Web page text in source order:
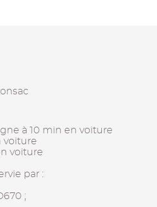
à 10 min en voiture
voiture
voiture
par :
;